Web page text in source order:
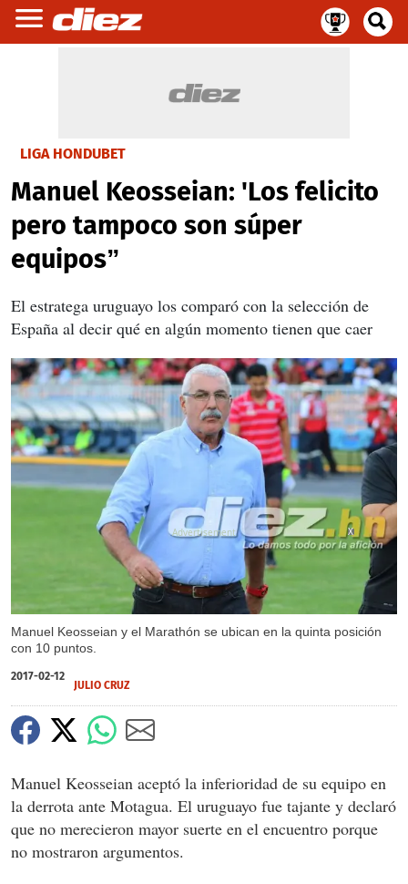
LIGA HONDUBET
Manuel Keosseian: 'Los felicito
pero tampoco son súper
equipos”
El estratega uruguayo los comparó con la selección de
España al decir qué en algún momento tienen que caer
Manuel Keosseian y el Marathón se ubican en la quinta posición
con 10 puntos.
X
2017-02-12
JULIO CRUZ
Manuel Keosseian aceptó la inferioridad de su equipo en
la derrota ante Motagua. El uruguayo fue tajante y declaró
que no merecieron mayor suerte en el encuentro porque
no mostraron argumentos.